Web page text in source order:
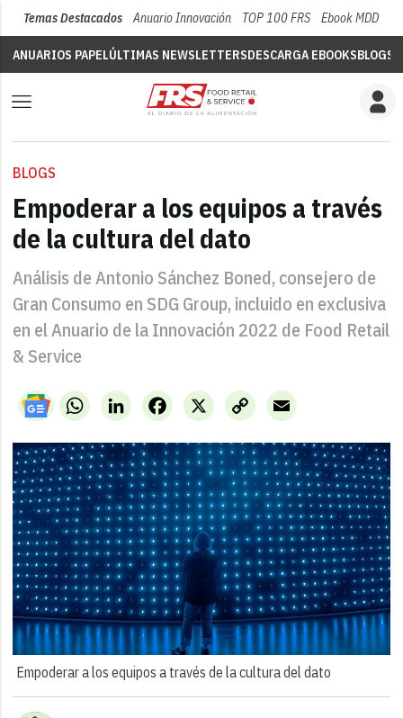
Temas Destacados Anuario Innovación TOP 100 FRS Ebook MDD
ANUARIOS PAPELÚLTIMAS NEWSLETTERSDESCARGA EBOOKSBLOGS
BLOGS
Empoderar a los equipos a través
de la cultura del dato
Análisis de Antonio Sánchez Boned, consejero de
Gran Consumo en SDG Group, incluido en exclusiva
en el Anuario de la Innovación 2022 de Food Retail
& Service
WhatsAppLinkedIn X
Facebook
Copy
Link
Email
Empoderar a los equipos a través de la cultura del dato